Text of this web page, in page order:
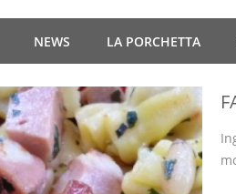
NEWS LA PORCHETTA